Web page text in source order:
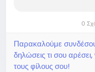
and the rising
0
Παρακαλούμε
δηλώσεις τι σου
τους φίλους σου!